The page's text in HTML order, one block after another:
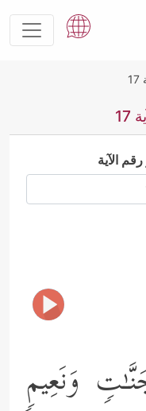
الآية
وَنَعِیمࣲ